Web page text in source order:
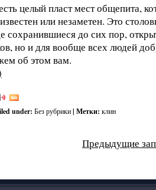
целый пласт мест общепита,
или незаметен. Это
сохранившиеся до сих пор,
но и для вообще всех людей
об этом вам.
under: Без рубрики| Метки: клин
Предыдущие